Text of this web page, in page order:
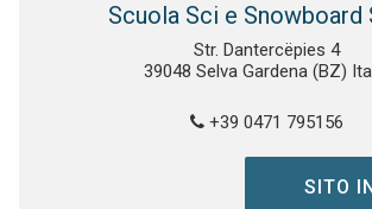
Scuola Sci e Snowboard
Str. Dantercëpies 4
39048 Selva Gardena (BZ)
+39 0471 795156
SITO